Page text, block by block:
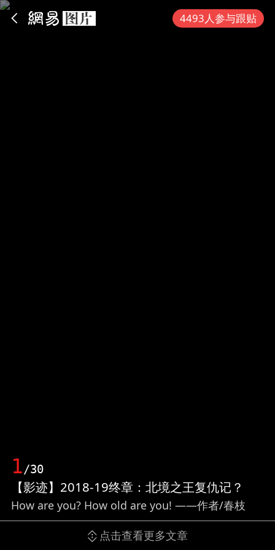
4493人参与跟贴
1/30
【影迹】2018-19终章：北境之王复仇记？
How are you? How old are you! ——作者/春枝
点击查看更多文章
App内打开